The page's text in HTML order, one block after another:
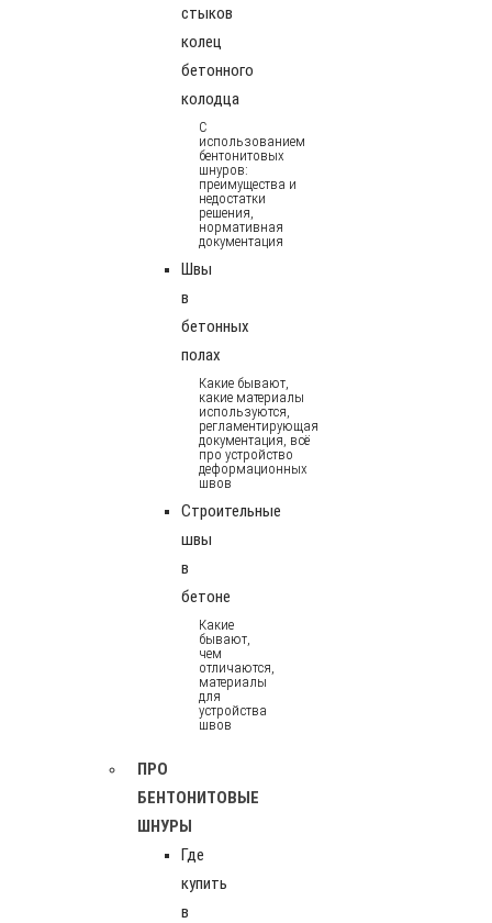
стыков
колец
бетонного
колодца
С
использованием
бентонитовых
шнуров:
преимущества и
недостатки
решения,
нормативная
документация
Швы
в
бетонных
полах
Какие бывают,
какие материалы
используются,
регламентирующая
документация, всё
про устройство
деформационных
швов
Строительные
швы
в
бетоне
Какие
бывают,
чем
отличаются,
материалы
для
устройства
швов
ПРО
БЕНТОНИТОВЫЕ
ШНУРЫ
Где
купить
в